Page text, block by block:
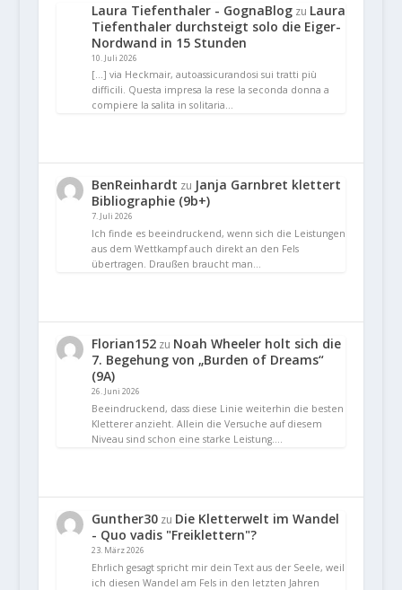
Laura Tiefenthaler - GognaBlogzu Laura
Tiefenthaler durchsteigt solo die Eiger-
Nordwand in 15 Stunden
10. Juli 2026
[…] via Heckmair, autoassicurandosi sui tratti più
difficili. Questa impresa la rese la seconda donna a
compiere la salita in solitaria…
BenReinhardt zu Janja Garnbret klettert
Bibliographie (9b+)
7. Juli 2026
Ich finde es beeindruckend, wenn sich die Leistungen
aus dem Wettkampf auch direkt an den Fels
übertragen. Draußen braucht man…
Florian152zu Noah Wheeler holt sich die
7. Begehung von „Burden of Dreams“
(9A)
26. Juni 2026
Beeindruckend, dass diese Linie weiterhin die besten
Kletterer anzieht. Allein die Versuche auf diesem
Niveau sind schon eine starke Leistung.…
Gunther30zu Die Kletterwelt im Wandel
- Quo vadis "Freiklettern"?
23. März 2026
Ehrlich gesagt spricht mir dein Text aus der Seele, weil
ich diesen Wandel am Fels in den letzten Jahren